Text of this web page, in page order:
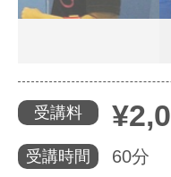
受講料
受講時間 60分